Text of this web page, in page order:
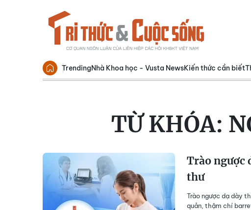
TrendingNhà Khoa học - Vusta NewsKiến thức cần biết
TỪ KHÓA:
Trào ngược
thư
Trào ngược dạ dày
quản, thậm chí